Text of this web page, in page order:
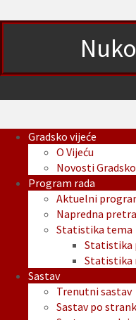
Gradsko vijeće
O Vijeću
Novosti
Program rada
Aktuelni
Napredna
Statistika tema
Statistika
Statistika
Sastav
Trenutni sastav
Sastav po